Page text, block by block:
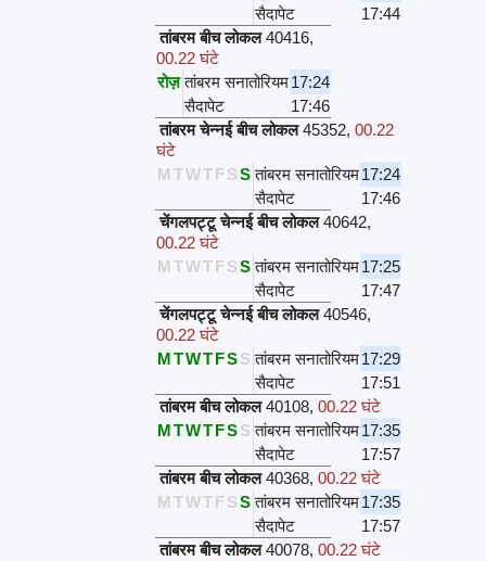
सैदापेट
17:44
तांबरम बीच लोकल 40416,
00.22 घंटे
रोज़ तांबरम सनातोरियम17:24
सैदापेट
17:46
तांबरम चेन्नई बीच लोकल 45352,00.22
घंटे
M TWTFSS तांबरम सनातोरियम17:24
सैदापेट
17:46
चेंगलपट्टू चेन्नई बीच लोकल 40642,
00.22 घंटे
M TWTFSS तांबरम सनातोरियम17:25
सैदापेट
17:47
चेंगलपट्टू चेन्नई बीच लोकल 40546,
00.22 घंटे
MTWTFSS तांबरम सनातोरियम17:29
सैदापेट
17:51
तांबरम बीच लोकल 40108,00.22 घंटे
MTWTFSS तांबरम सनातोरियम17:35
सैदापेट
17:57
तांबरम बीच लोकल 40368,00.22 घंटे
M TWTFSS तांबरम सनातोरियम17:35
सैदापेट
17:57
तांबरम बीच लोकल 40078,00.22 घंटे